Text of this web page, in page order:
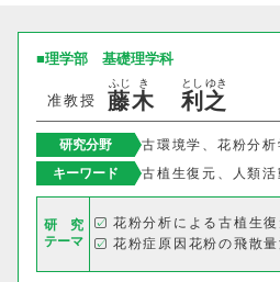
理学部 基礎理学科
准教授 藤
ふじ
木
き
利
とし
之
ゆき
研究分野
古環境学、花粉分
キーワード
古植生復元、人類
研 究
テーマ
花粉分析による古植生
花粉症原因花粉の飛散量
キーワード
希望
SDGs